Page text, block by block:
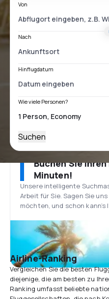
Von
Nach
Hinflugdatum
Wie viele Personen?
Suchen
Buchen Sie
Minuten!
Unsere intelligente
Arbeit für Sie. Sagen Sie
möchten, und schon kann’s
Airline-Ranking
Vergleichen Sie die besten
diejenige, die am besten zu
Ranking umfasst beliebte